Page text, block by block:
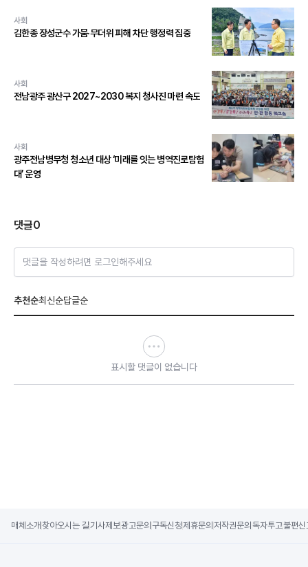
사회
김한종 장성군수 가뭄·무더위 피해 차단 행정력 집중
사회
전남광주 광산구 2027~2030 복지 청사진 마련 속도
사회
광주전남병무청 청소년 대상 ‘미래를 잇는 병역진로탐험
대’ 운영
댓글0
댓글을 작성하려면 로그인해주세요
추천순최신순답글순
표시할 댓글이 없습니다
매체소개 찾아오시는 길기사제보광고문의 구독신청제휴문의 저작권문의 독자투고불편신